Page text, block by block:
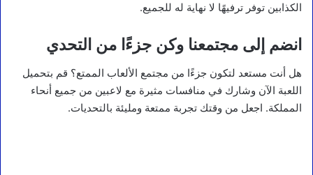
الكذابين توفر ترفيهًا لا نهاية له للجميع.
انضم إلى مجتمعنا وكن جزءًا من التحدي
هل أنت مستعد لتكون جزءًا من مجتمع الألعاب الممتع؟ قم بتحميل
اللعبة الآن وشارك في منافسات مثيرة مع لاعبين من جميع أنحاء
المملكة. اجعل من وقتك تجربة ممتعة ومليئة بالتحديات.